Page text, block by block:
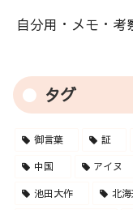
自分用・メモ・考
タグ
御言葉 証
中国 アイヌ
池田大作 北海